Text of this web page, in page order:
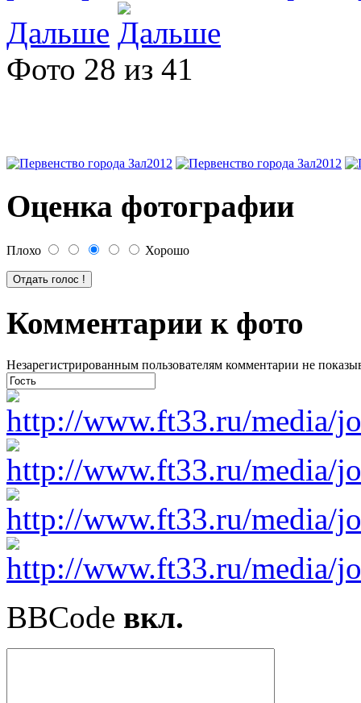
Дальше
Фото 28 из 41
Оценка фотографии
Плохо Хорошо
Комментарии к фото
Незарегистрированным пользователям комментарии не
BBCode вкл.